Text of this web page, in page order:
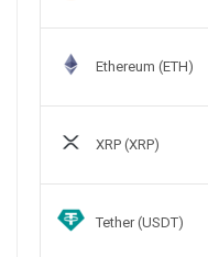
Ethereum (ETH)
XRP (XRP)
Tether (USDT)